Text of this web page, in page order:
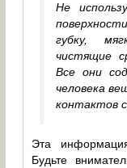
Не
губку,
чистящие
Все они
человека
контактов
Эта
Будьте